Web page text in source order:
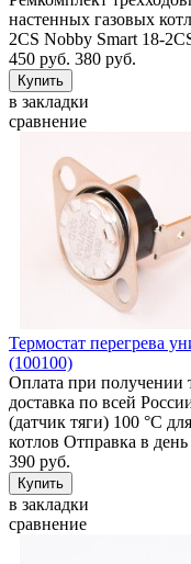
настенных газовых
2CS Nobby Smart 18-
450 руб. 380 руб.
в закладки
сравнение
Термостат перегрева
(100100)
Оплата при получении
доставка по всей
(датчик тяги) 100 °C
котлов Отправка в
390 руб.
в закладки
сравнение